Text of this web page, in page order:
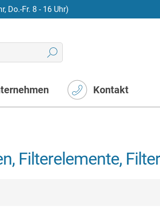
Do.-Fr. 8 - 16 Uhr)
Kontakt
Filterelemente,